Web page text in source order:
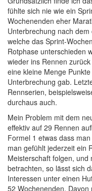
fühlte sich nie wie ein
Wochenenden eher
Unterbrechung nach
welche das Sprint-
Rotphase unterschieden
wieder ins Rennen
eine kleine Menge
Unterbrechung gab.
Rennserien,
durchaus auch.
Mein Problem mit dem
effektiv auf 29 Rennen
Formel 1 etwas dass
man gefühlt jederzeit ein
Meisterschaft folgen, und
betrachten, so lässt sich
Interessen unter einen
52 Wochenenden.